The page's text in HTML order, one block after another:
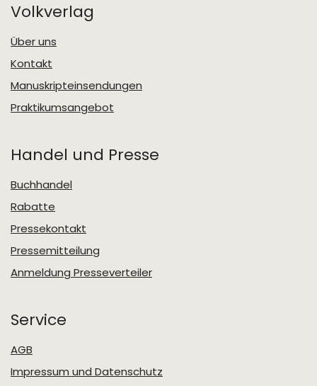
Volkverlag
Über uns
Kontakt
Manuskripteinsendungen
Praktikumsangebot
Handel und Presse
Buchhandel
Rabatte
Pressekontakt
Pressemitteilung
Anmeldung Presseverteiler
Service
AGB
Impressum und Datenschutz